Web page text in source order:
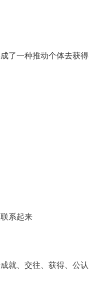
了一种推动个体去获得
系起来
就、交往、获得、公认